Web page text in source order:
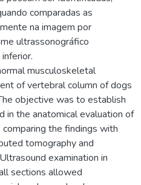
comparadas as
na imagem por
ultrassonográfico
musculoskeletal
of vertebral column of dogs
objective was to establish
the anatomical evaluation of
the findings with
tomography and
examination in
sections allowed